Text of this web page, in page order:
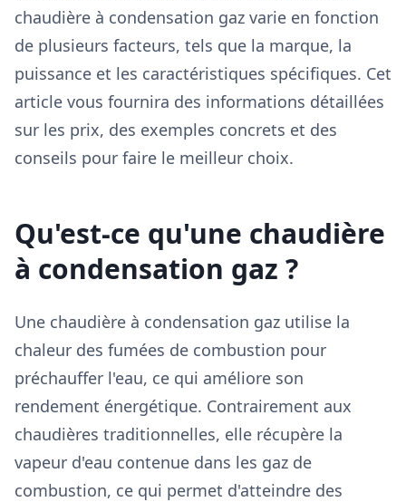
chaudière à condensation gaz varie en fonction
de plusieurs facteurs, tels que la marque, la
puissance et les caractéristiques spécifiques. Cet
article vous fournira des informations détaillées
sur les prix, des exemples concrets et des
conseils pour faire le meilleur choix.
Qu'est-ce qu'une chaudière
à condensation gaz ?
Une chaudière à condensation gaz utilise la
chaleur des fumées de combustion pour
préchauffer l'eau, ce qui améliore son
rendement énergétique. Contrairement aux
chaudières traditionnelles, elle récupère la
vapeur d'eau contenue dans les gaz de
combustion, ce qui permet d'atteindre des